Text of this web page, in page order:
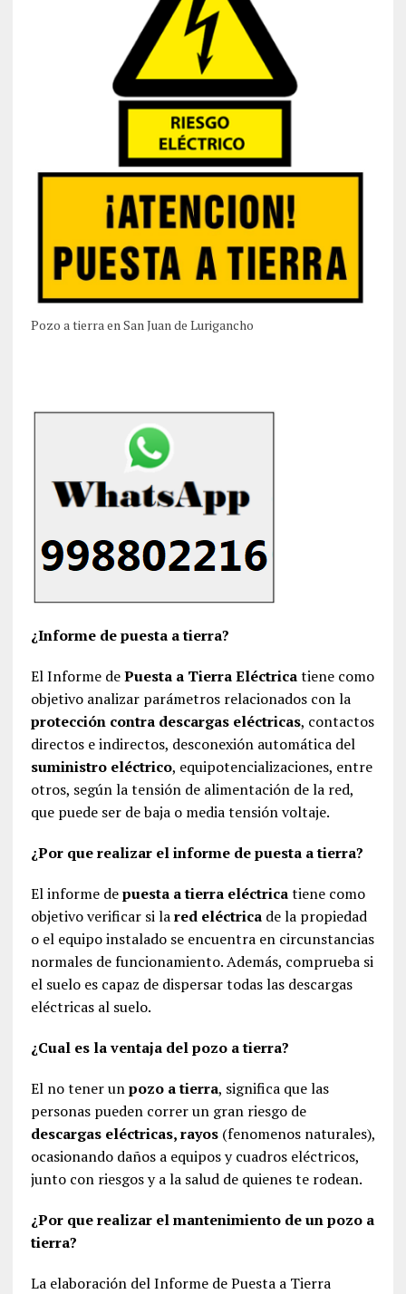
Pozo a tierra en San Juan de Lurigancho
¿Informe de puesta a tierra?
El Informe dePuesta a Tierra Eléctricatiene como
objetivo analizar parámetros relacionados con la
protección contra descargas eléctricas, contactos
directos e indirectos, desconexión automática del
suministro eléctrico, equipotencializaciones, entre
otros, según la tensión de alimentación de la red,
que puede ser de baja o media tensión voltaje.
¿Por que realizar el informe de puesta a tierra?
El informe depuesta a tierra eléctricatiene como
objetivo verificar si lared eléctricade la propiedad
o el equipo instalado se encuentra en circunstancias
normales de funcionamiento. Además, comprueba si
el suelo es capaz de dispersar todas las descargas
eléctricas al suelo.
¿Cual es la ventaja del pozo a tierra?
El no tener unpozo a tierra, significa que las
personas pueden correr un gran riesgo de
descargas eléctricas, rayos(fenomenos naturales),
ocasionando daños a equipos y cuadros eléctricos,
junto con riesgos y a la salud de quienes te rodean.
¿Por que realizar el mantenimiento de un pozo a
tierra?
La elaboración del Informe de Puesta a Tierra